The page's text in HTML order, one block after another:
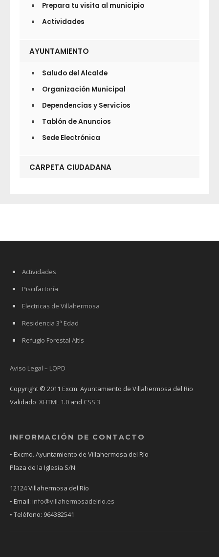
Prepara tu visita al municipio
Actividades
AYUNTAMIENTO
Saludo del Alcalde
Organización Municipal
Dependencias y Servicios
Tablón de Anuncios
Sede Electrónica
CARPETA CIUDADANA
Actividades
Piscifactoría
Electricas de Villahermosa
Residencia 3ª Edad
Refugio Forestal Altís
Aviso Legal – LOPD
Copyright © 2011 Excm. Ayuntamiento de Villahermosa del Rio
Validado XHTML 1.0 and CSS 3
INFORMACIÓN DE CONTACTO
• Excmo. Ayuntamiento de Villahermosa del Río
Plaza de la Iglesia S/N
12124 Villahermosa del Río
• Email: info@villahermosadelrio.es
• Teléfono: 964382541